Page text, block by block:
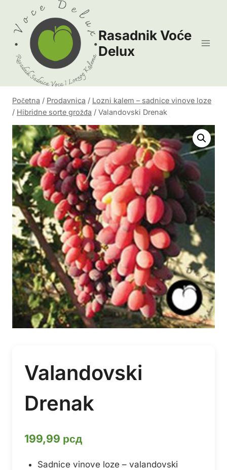
content
Rasadnik Voće
Delux
Početna / Prodavnica / Lozni kalem – sadnice vinove loze
/ Hibridne sorte grožđa / Valandovski Drenak
Valandovski
Drenak
199,99 рсд
Sadnice vinove loze – valandovski